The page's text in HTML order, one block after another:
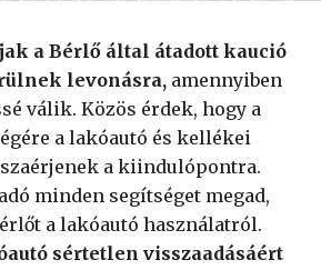
a Bérlő által átadott kaució
levonásra, amennyiben
válik. Közös érdek, hogy a
a lakóautó és kellékei
a kiindulópontra.
minden segítséget megad,
a lakóautó használatról.
sértetlen visszaadásáért